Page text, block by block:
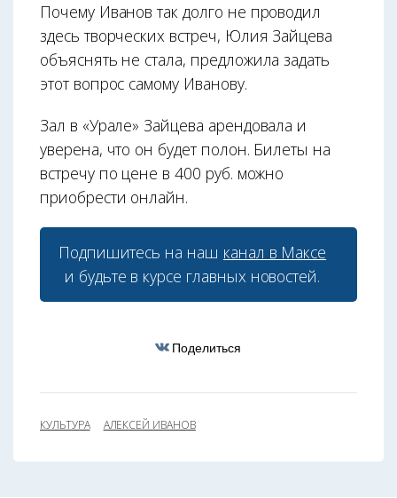
Почему Иванов так долго не проводил
здесь творческих встреч, Юлия Зайцева
объяснять не стала, предложила задать
этот вопрос самому Иванову.
Зал в «Урале» Зайцева арендовала и
уверена, что он будет полон. Билеты на
встречу по цене в 400 руб. можно
приобрести онлайн.
Подпишитесь на наш канал в Максе
и будьте в курсе главных новостей.
Поделиться
КУЛЬТУРА АЛЕКСЕЙ ИВАНОВ